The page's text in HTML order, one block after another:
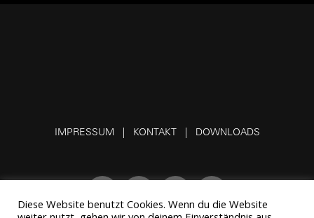
IMPRESSUM | KONTAKT | DOWNLOADS
Diese Website benutzt Cookies. Wenn du die Website